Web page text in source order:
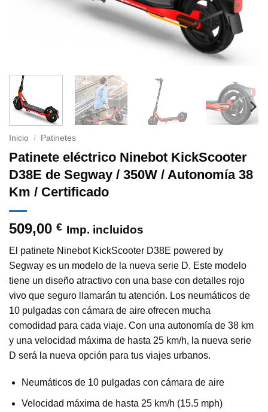
Inicio / Patinetes
Patinete eléctrico Ninebot KickScooter
D38E de Segway / 350W / Autonomía 38
Km / Certificado
509,00 € Imp. incluidos
El patinete Ninebot KickScooter D38E powered by
Segway es un modelo de la nueva serie D. Este modelo
tiene un diseño atractivo con una base con detalles rojo
vivo que seguro llamarán tu atención. Los neumáticos de
10 pulgadas con cámara de aire ofrecen mucha
comodidad para cada viaje. Con una autonomía de 38 km
y una velocidad máxima de hasta 25 km/h, la nueva serie
D será la nueva opción para tus viajes urbanos.
Neumáticos de 10 pulgadas con cámara de aire
Velocidad máxima de hasta 25 km/h (15.5 mph)